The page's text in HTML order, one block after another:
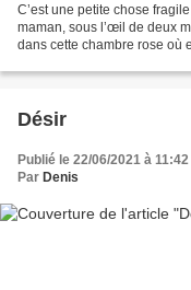
C’est une petite chose
maman, sous l’œil de deux
dans cette chambre rose où
Désir
Publié le 22/06/2021 à 11:42
Par Denis